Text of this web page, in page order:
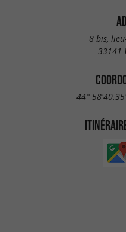
8 bis,
33141
44°